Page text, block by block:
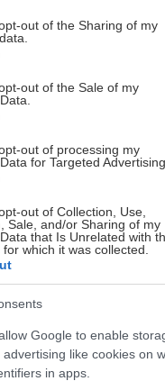
visit or usage behaviour.
to Google and its
below specified purposes
out of the Sharing of my
out of the Sale of my
out of processing my
for Targeted Advertising.
out of Collection, Use,
Sale, and/or Sharing of my
that Is Unrelated with
which it was collected.
Google to enable
advertising like cookies on
in apps.